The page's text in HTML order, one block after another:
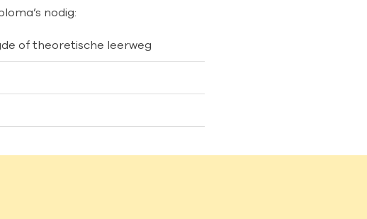
nodig:
of theoretische leerweg